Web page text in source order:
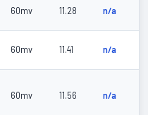
60mv 11.28 n/a
60mv 11.41 n/a
60mv 11.56 n/a